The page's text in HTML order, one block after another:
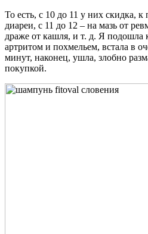
То есть, с 10 до 11 у них скидка, к
диареи, с 11 до 12 – на мазь от
драже от кашля, и т. д. Я подошла
артритом и похмельем, встала в
минут, наконец, ушла, злобно
покупкой.